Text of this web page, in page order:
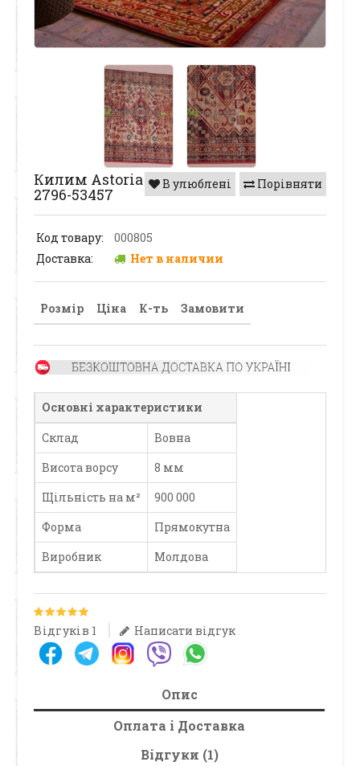
Порівняти
В улюблені
Килим Astoria
2796-53457
Код товару:
000805
Доставка:
Нет в наличии
Розмір Ціна К-ть Замовити
Основні характеристики
Склад
Вовна
Висота ворсу
8 мм
Щільність на м²
900 000
Форма
Прямокутна
Виробник
Молдова
Відгуків 1 Написати відгук
Опис
Оплата і Доставка
Відгуки (1)